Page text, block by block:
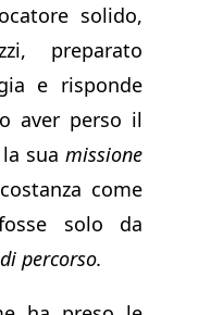
solido,
preparato
e risponde
aver perso il
sua missione
come
solo da
percorso.